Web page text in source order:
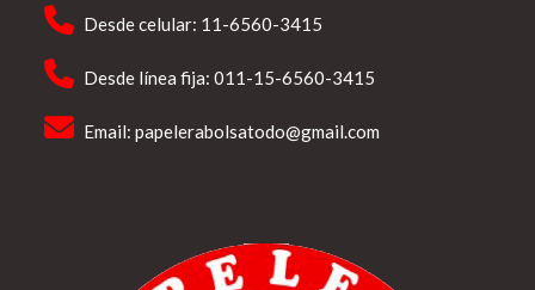
Desde celular: 11-6560-3415
Desde línea fija: 011-15-6560-3415
Email:papelerabolsatodo@gmail.com